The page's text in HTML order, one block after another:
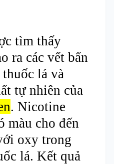
tìm thấy
ra các vết bẩn
lá và
tự nhiên của
. Nicotine
màu cho đến
oxy trong
lá. Kết quả